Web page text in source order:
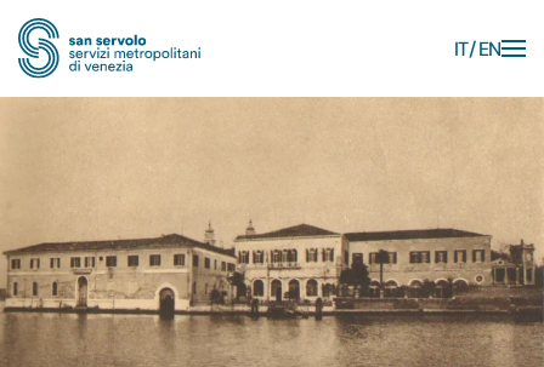
Skip to main content
IT EN